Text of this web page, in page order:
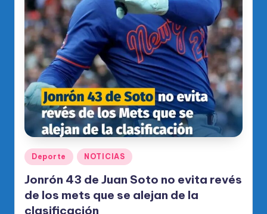
Publicado
en
Deporte NOTICIAS
Jonrón 43 de Juan Soto no evita revés
de los mets que se alejan de la
clasificación